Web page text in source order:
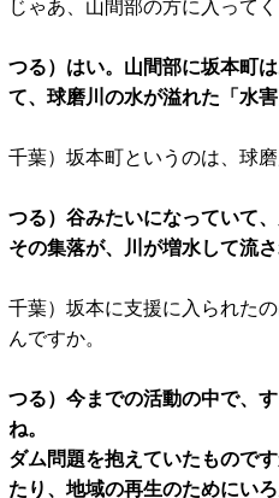
じゃあ、山間部の方に入って
つる）はい。山間部に坂本町
て、球磨川の水が溢れた「水害
千葉）坂本町というのは、球
つる）谷みたいになっていて
その集落が、川が増水して流
千葉）坂本に支援に入られた
んですか。
つる）今までの活動の中で、
ね。
ダム問題を抱えていたもので
たり、地域の再生のためにい